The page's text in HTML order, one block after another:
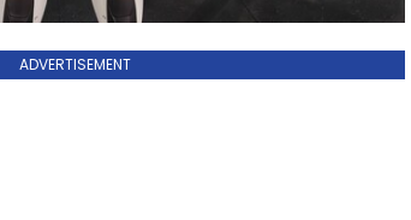
ADVERTISEMENT